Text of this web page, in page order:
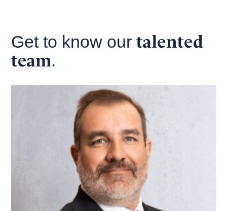
Get to know ourtalented
team.